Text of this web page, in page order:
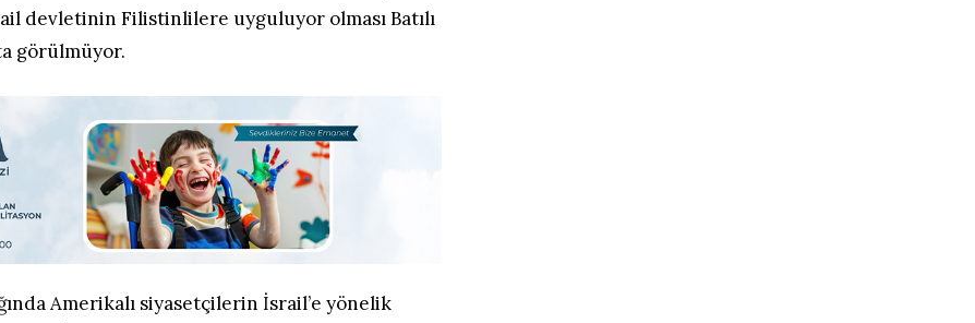
devletinin Filistinlilere uyguluyor olması Batılı
görülmüyor.
Amerikalı siyasetçilerin İsrail’e yönelik